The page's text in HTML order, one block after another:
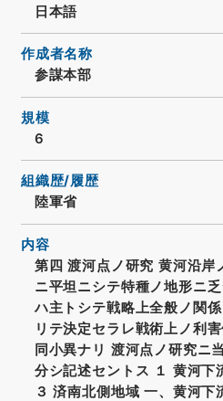
日本語
作成者名称
参謀本部
規模
6
組織歴/履歴
陸軍省
内容
第四 渡河点ノ研究 黄河沿岸
ニ平坦ニシテ特種ノ地形ニ
ハ主トシテ戦略上全般ノ関
リテ決定セラレ戦術上ノ利
同小異ナリ 渡河点ノ研究ニ
分シ記述セントス １ 黄河下
３ 済南北側地域 一、黄河